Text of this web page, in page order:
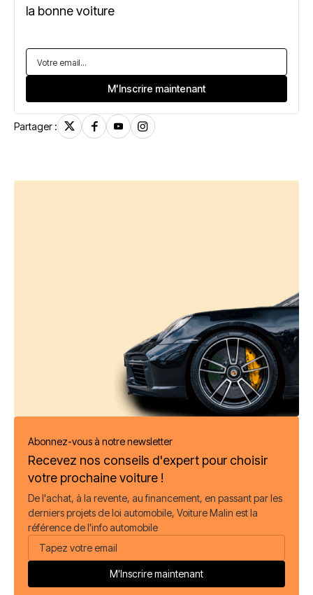
la bonne voiture
Partager :
Abonnez-vous à notre newsletter
Recevez nos conseils d'expert pour choisir
votre prochaine voiture !
De l'achat, à la revente, au financement, en passant par les
derniers projets de loi automobile, Voiture Malin est la
référence de l'info automobile